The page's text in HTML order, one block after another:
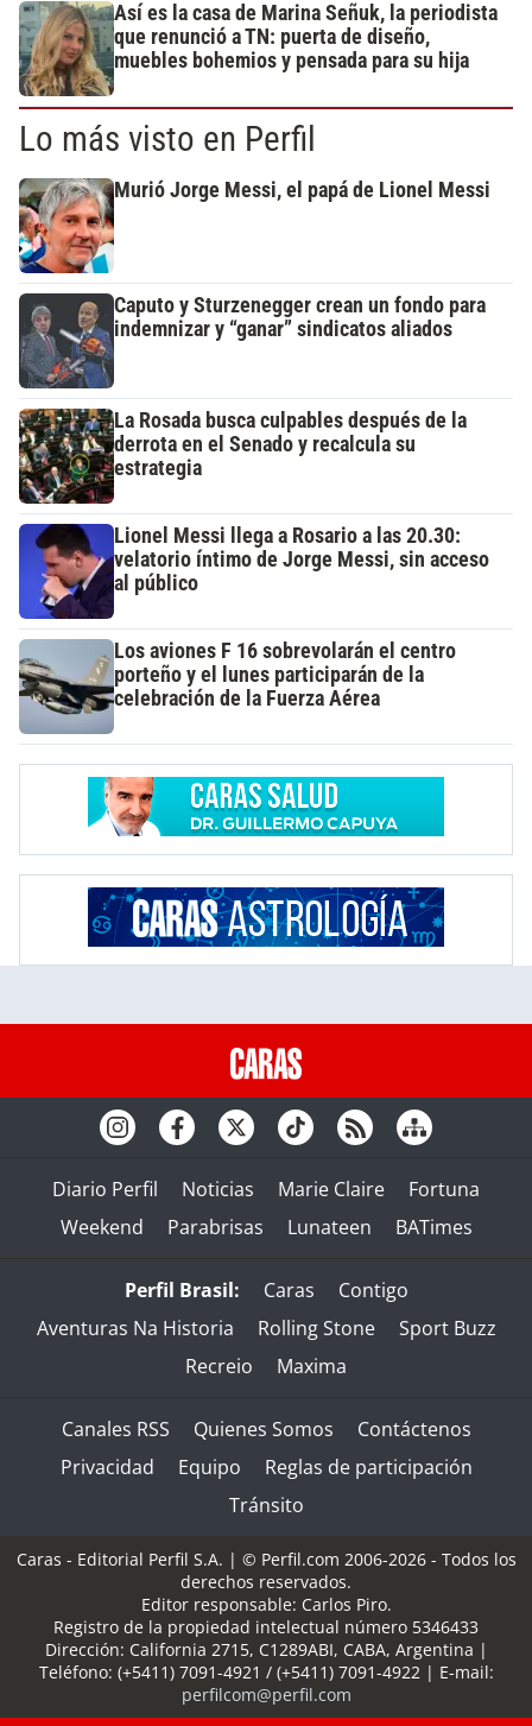
Así es la casa de Marina Señuk, la periodista
que renunció a TN: puerta de diseño,
muebles bohemios y pensada para su hija
Lo más visto en Perfil
Murió Jorge Messi, el papá de Lionel Messi
Caputo y Sturzenegger crean un fondo para
indemnizar y “ganar” sindicatos aliados
La Rosada busca culpables después de la
derrota en el Senado y recalcula su
estrategia
Lionel Messi llega a Rosario a las 20.30:
velatorio íntimo de Jorge Messi, sin acceso
al público
Los aviones F 16 sobrevolarán el centro
porteño y el lunes participarán de la
celebración de la Fuerza Aérea
Diario Perfil Noticias Marie Claire
Fortuna
Weekend
Parabrisas Lunateen BATimes
Perfil Brasil: Caras
Contigo
Aventuras Na Historia
Rolling Stone
Sport Buzz
Recreio
Maxima
Canales RSS Quienes Somos
Contáctenos
Privacidad
Equipo
Reglas de participación
Tránsito
Caras - Editorial Perfil S.A. | © Perfil.com 2006-2026 - Todos los
derechos reservados.
Editor responsable: Carlos Piro.
Registro de la propiedad intelectual número 5346433
Dirección: California 2715, C1289ABI, CABA, Argentina |
Teléfono: (+5411) 7091-4921 / (+5411) 7091-4922| E-mail:
perfilcom@perfil.com